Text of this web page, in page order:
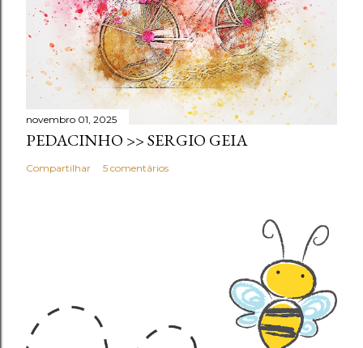
novembro 01, 2025
PEDACINHO >> SERGIO GEIA
Compartilhar 5 comentários